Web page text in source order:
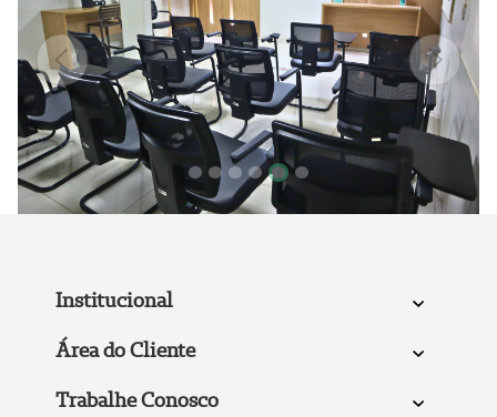
Focar slide
Focar slide
Focar slide
Focar slide
Focar slide
Focar slide
Anterior
Institucional
Área do Cliente
Trabalhe Conosco